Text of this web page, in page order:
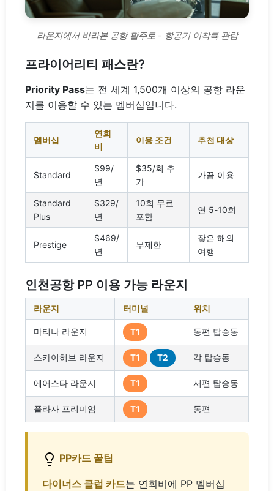
라운지에서 바라본 공항 활주로 - 항공기 이착륙 관람
프라이어리티 패스란?
Priority Pass는 전 세계 1,500개 이상의 공항 라운
지를 이용할 수 있는 멤버십입니다.
멤버십
연회
비
이용 조건 추천 대상
Standard
$99/
년
$35/회 추
가
가끔 이용
Standard
Plus
$329/
년
10회 무료
포함
연 5-10회
Prestige
$469/
년
무제한
잦은 해외
여행
인천공항 PP 이용 가능 라운지
라운지 터미널 위치
마티나 라운지 T1 동편 탑승동
스카이허브 라운지 T1 T2 각 탑승동
에어스타 라운지 T1 서편 탑승동
플라자 프리미엄 T1 동편
PP카드 꿀팁
다이너스 클럽 카드는 연회비에 PP 멤버십